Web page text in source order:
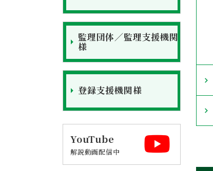
監理団体／監理支援機関
様
登録支援機関様
YouTube
解説動画配信中